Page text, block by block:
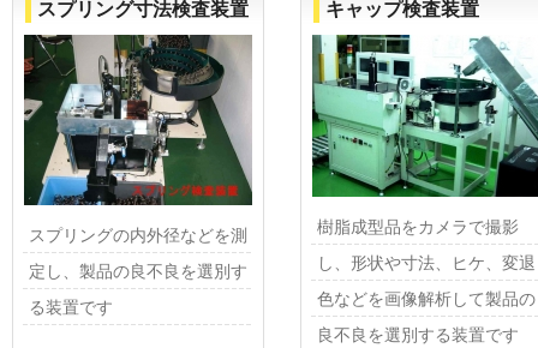
スプリング寸法検査装置
スプリングの内外径などを測
定し、製品の良不良を選別す
る装置です
キャップ検査装置
樹脂成型品をカメラで撮影
し、形状や寸法、ヒケ、変退
色などを画像解析して製品の
良不良を選別する装置です